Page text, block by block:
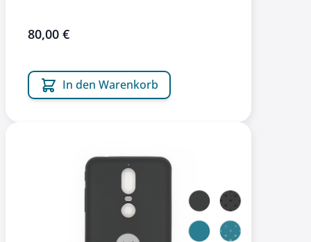
80,00 €
In den Warenkorb